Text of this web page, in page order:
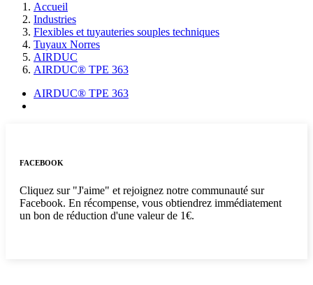
Accueil
Industries
Flexibles et tuyauteries souples techniques
Tuyaux Norres
AIRDUC
AIRDUC® TPE 363
AIRDUC® TPE 363
FACEBOOK
Cliquez sur "J'aime" et rejoignez notre communauté sur
Facebook. En récompense, vous obtiendrez immédiatement
un bon de réduction d'une valeur de 1€.